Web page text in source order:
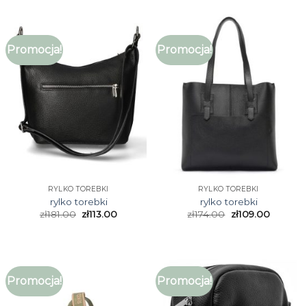
Promocja!
RYLKO TOREBKI
rylko torebki
zł181.00 zł113.00
Promocja!
RYLKO TOREBKI
rylko torebki
zł174.00 zł109.00
Promocja! Promocja!